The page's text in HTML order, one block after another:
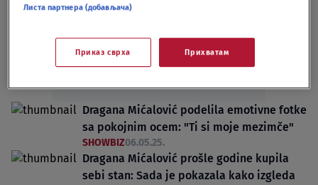
Dragana Mićalović podelila emotivne fotke
sa pokojnim ocem: "Ti si moje mezimče"
SHOWBIZ06.05.25.
Dragana Mićalović prošle godine kupila
sebi stan: Sada je pokazala kako izgleda
Листа партнера (добављача)
Приказ сврха Прихватам